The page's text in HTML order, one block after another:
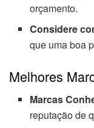
orçamento.
Considere
que uma boa
Melhores
Marcas
reputação de